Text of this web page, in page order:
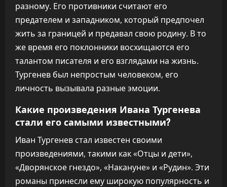
разному. Его противники считают его
предателем и западником, который предпочел
жить за границей и предавал свою родину. В то
же время его поклонники восхищаются его
талантом писателя и его взглядами на жизнь.
Тургенев был непростым человеком, его
личность вызывала разные эмоции.
Какие произведения Ивана Тургенева
стали его самыми известными?
Иван Тургенев стал известен своими
произведениями, такими как «Отцы и дети»,
«Дворянское гнездо», «Накануне» и «Рудин». Эти
романы принесли ему широкую популярность и